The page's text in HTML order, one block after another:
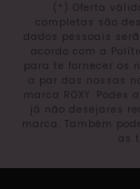
(*) Oferta
completas são
dados pessoais
acordo com a
para te fornecer os
a par das nossas
marca ROXY.
já não desejares
marca. Também
as